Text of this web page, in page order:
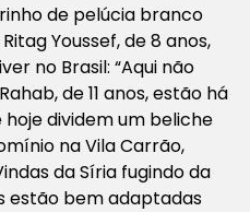
de pelúcia branco
Youssef, de 8 anos,
no Brasil: “Aqui não
de 11 anos, estão há
dividem um beliche
na Vila Carrão,
da Síria fugindo da
estão bem adaptadas